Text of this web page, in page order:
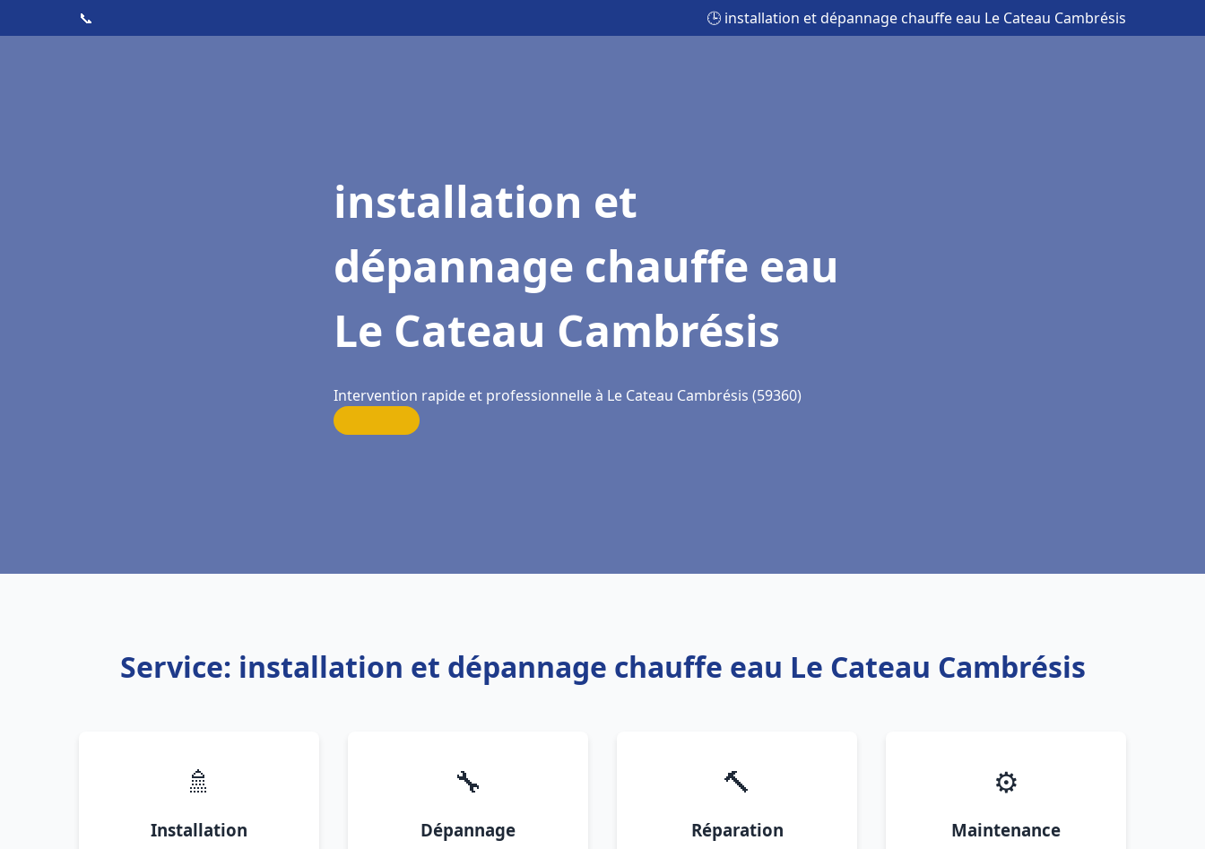
📞 🕒 installation et dépannage chauffe eau Le Cateau Cambrésis
installation et
dépannage chauffe eau
Le Cateau Cambrésis
Intervention rapide et professionnelle à Le Cateau Cambrésis (59360)
Service: installation et dépannage chauffe eau Le Cateau Cambrésis
🚿
Installation
🔧
Dépannage
🔨
Réparation
⚙️
Maintenance